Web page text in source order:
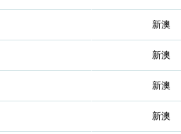
新澳
新澳
新澳
新澳